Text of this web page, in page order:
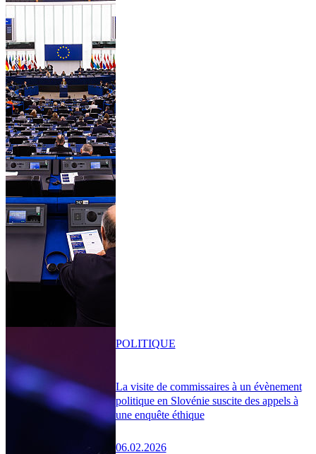
La visite de commissaires à un évènement
politique en Slovénie suscite des appels à
une enquête éthique
06.02.2026
POLITIQUE